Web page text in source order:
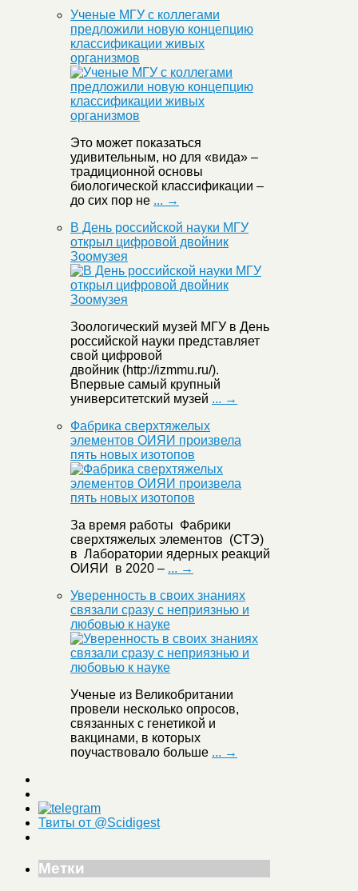
Ученые МГУ с коллегами
предложили новую концепцию
классификации живых
организмов
Это может показаться
удивительным, но для «вида» –
традиционной основы
биологической классификации –
до сих пор не ... →
В День российской науки МГУ
открыл цифровой двойник
Зоомузея
Зоологический музей МГУ в День
российской науки представляет
свой цифровой
двойник (http://izmmu.ru/).
Впервые самый крупный
университетский музей ... →
Фабрика сверхтяжелых
элементов ОИЯИ произвела
пять новых изотопов
За время работы Фабрики
сверхтяжелых элементов (СТЭ)
в Лаборатории ядерных реакций
ОИЯИ в 2020 – ... →
Уверенность в своих знаниях
связали сразу с неприязнью и
любовью к науке
Ученые из Великобритании
провели несколько опросов,
связанных с генетикой и
вакцинами, в которых
поучаствовало больше ... →
Твиты от @Scidigest
Метки